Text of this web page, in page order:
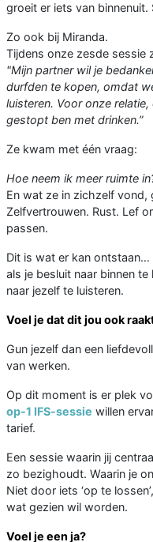
groeit er iets van
Zo ook bij Miranda.
Tijdens onze zesde sessie
"Mijn partner wil je
durfden te kopen, omdat
luisteren. Voor onze
gestopt ben met drinken.”
Ze kwam met één vraag:
Hoe neem ik meer ruimte
En wat ze in zichzelf vond,
Zelfvertrouwen. Rust. Lef
passen.
Dit is wat er kan ontstaan…
als je besluit naar binnen
naar jezelf te luisteren.
Voel je dat dit jou ook
Gun jezelf dan een
van werken.
Op dit moment is er plek
op-1 IFS-sessie willen
tarief.
Een sessie waarin jij
zo bezighoudt. Waarin je
Niet door iets ‘op te
wat gezien wil worden.
Voel je een ja?